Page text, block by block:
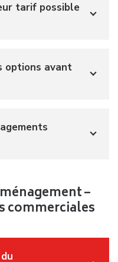
tarif possible
options avant
–
commerciales